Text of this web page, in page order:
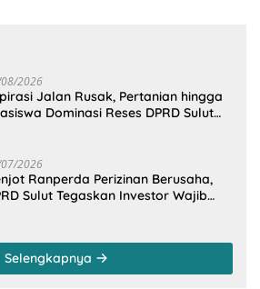
2026
Jalan Rusak, Pertanian hingga
Dominasi Reses DPRD Sulut
2026
Ranperda Perizinan Berusaha,
Sulut Tegaskan Investor Wajib
Selengkapnya